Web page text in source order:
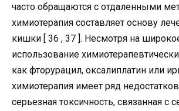
часто обращаются с отдаленными
химиотерапия составляет основу
кишки [ 36 , 37 ]. Несмотря на
использование
как фторурацил, оксалиплатин или
химиотерапия имеет ряд
серьезная токсичность, связанная с